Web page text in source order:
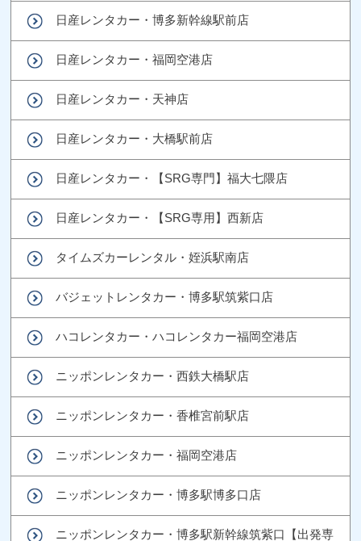
日産レンタカー・博多新幹線駅前店
日産レンタカー・福岡空港店
日産レンタカー・天神店
日産レンタカー・大橋駅前店
日産レンタカー・【SRG専門】福大七隈店
日産レンタカー・【SRG専用】西新店
タイムズカーレンタル・姪浜駅南店
バジェットレンタカー・博多駅筑紫口店
ハコレンタカー・ハコレンタカー福岡空港店
ニッポンレンタカー・西鉄大橋駅店
ニッポンレンタカー・香椎宮前駅店
ニッポンレンタカー・福岡空港店
ニッポンレンタカー・博多駅博多口店
ニッポンレンタカー・博多駅新幹線筑紫口【出発専